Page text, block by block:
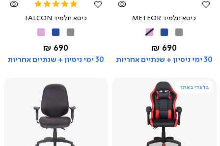
כיסא תלמיד METEOR
כחולורוד
החל מ-
690 ₪
30 ימי ניסיון + שנתיים אחריות
rating
כיסא תלמיד FALCON
החל מ-
690 ₪
30 ימי ניסיון + שנתיים אחריות
בלעדי באתר
צפייה
מהירה
צפייה
מהירה